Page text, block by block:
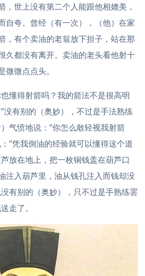
，世上没有第二个人能跟他相媲美，
自夸。曾经（有一次），（他）在家
，有个卖油的老翁放下担子，站在那
久都没有离开。卖油的老头看他射十
微点点头。
懂得射箭吗？我的箭法不是很高明
没有别的（奥妙），不过是手法熟练
气愤地说：”你怎么敢轻视我射箭
：”凭我倒油的经验就可以懂得这个道
放在地上，把一枚铜钱盖在葫芦口
注入葫芦里，油从钱孔注入而钱却没
有别的（奥妙），只不过是手熟练罢
走了。